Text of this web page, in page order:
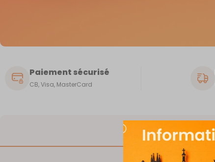
Paiement sécurisé
CB, Visa, MasterCard
DESCRIPTION